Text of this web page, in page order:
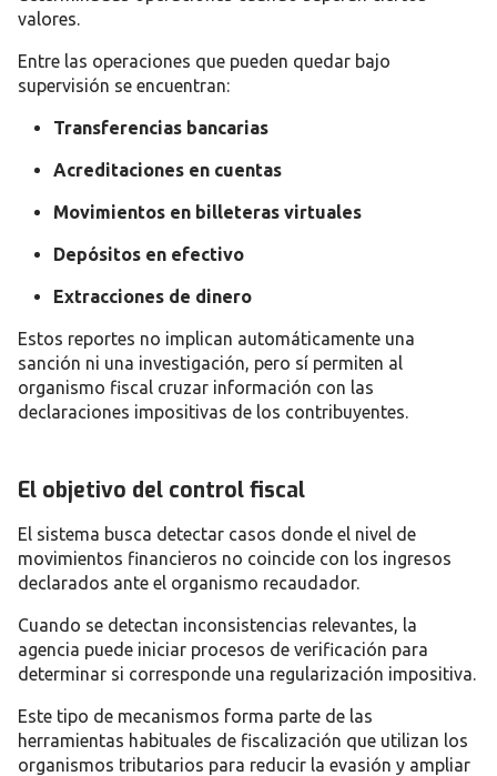
valores.
Entre las operaciones que pueden quedar bajo
supervisión se encuentran:
Transferencias bancarias
Acreditaciones en cuentas
Movimientos en billeteras virtuales
Depósitos en efectivo
Extracciones de dinero
Estos reportes no implican automáticamente una
sanción ni una investigación, pero sí permiten al
organismo fiscal cruzar información con las
declaraciones impositivas de los contribuyentes.
El objetivo del control fiscal
El sistema busca detectar casos donde el nivel de
movimientos financieros no coincide con los ingresos
declarados ante el organismo recaudador.
Cuando se detectan inconsistencias relevantes, la
agencia puede iniciar procesos de verificación para
determinar si corresponde una regularización impositiva.
Este tipo de mecanismos forma parte de las
herramientas habituales de fiscalización que utilizan los
organismos tributarios para reducir la evasión y ampliar